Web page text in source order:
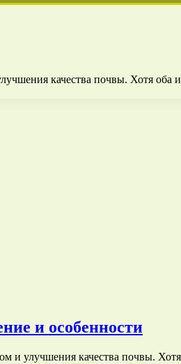
качества почвы. Хотя
и особенности
и улучшения качества почвы.